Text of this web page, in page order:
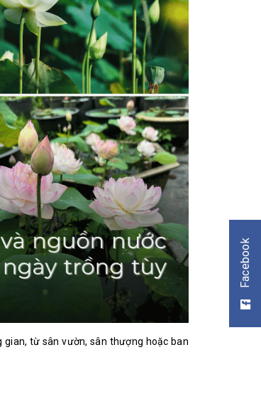
gian, từ sân vườn, sân thượng hoặc ban
Facebook